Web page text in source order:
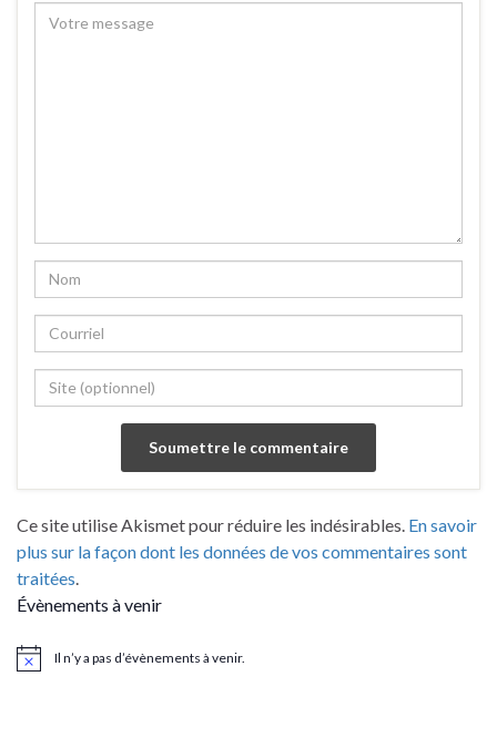
Ce site utilise Akismet pour réduire les indésirables. En savoir
plus sur la façon dont les données de vos commentaires sont
traitées.
Évènements à venir
NoticeIl n’y a pas d’évènements à venir.